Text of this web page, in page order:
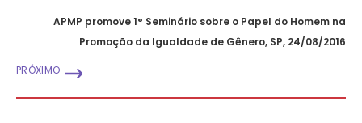
APMP promove 1° Seminário sobre o Papel do Homem na
Promoção da Igualdade de Gênero, SP, 24/08/2016
PRÓXIMO